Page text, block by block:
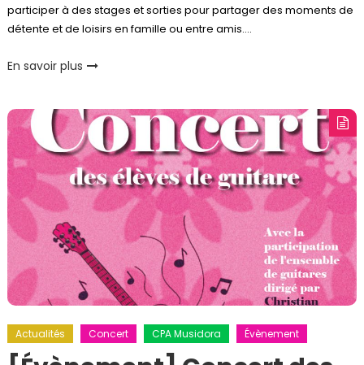
participer à des stages et sorties pour partager des moments de
détente et de loisirs en famille ou entre amis….
En savoir plus
Actualités Concert CPA Musidora Évènement